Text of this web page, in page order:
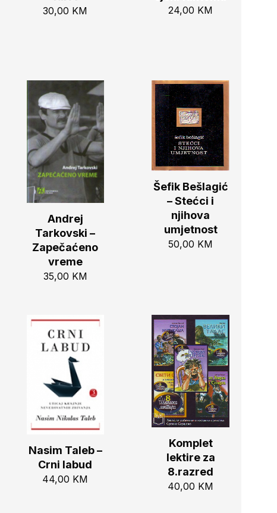
30,00 KM 24,00 KM
Andrej
Tarkovski –
Zapečaćeno
vreme
35,00 KM
Šefik Bešlagić
– Stećci i
njihova
umjetnost
50,00 KM
Nasim Taleb –
Crni labud
44,00 KM
Komplet
lektire za
8.razred
40,00 KM